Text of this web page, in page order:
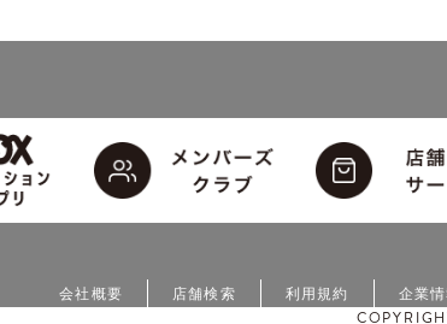
会社概要 店舗検索 利用規約 企業情